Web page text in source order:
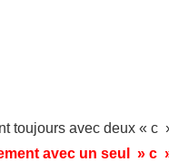
toujours avec deux « c
avec un seul » c